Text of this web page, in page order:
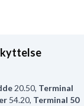
20.50, Terminal
54.20, Terminal 50